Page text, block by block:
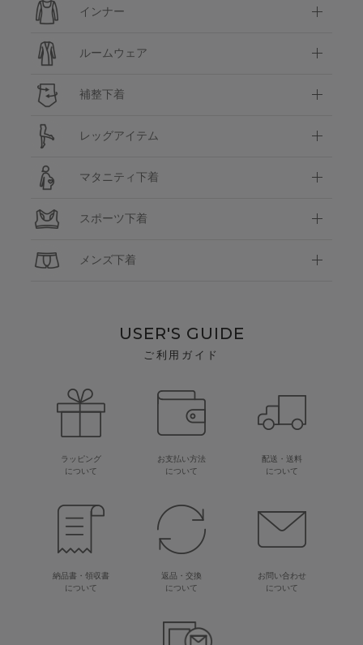
インナー
ルームウェア
補整下着
レッグアイテム
マタニティ下着
スポーツ下着
メンズ下着
USER'S GUIDE
ご利用ガイド
ラッピング
について
お支払い方法
について
配送・送料
について
納品書・領収書
について
返品・交換
について
お問い合わせ
について